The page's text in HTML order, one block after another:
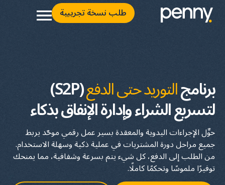
طلب نسخة تجريبية
برنامجالتوريد حتى الدفع (S2P)
لتسريع الشراء وإدارة الإنفاق بذكاء
حوِّل الإجراءات اليدوية والمعقدة بسير عمل رقمي موحّد يربط
جميع مراحل دورة المشتريات في عملية ذكية وسهلة الاستخدام.
من الطلب إلى الدفع، كل شيء يتم بسرعة وشفافية، مما يمنحك
توفيرًا ملموسًا وتحكمًا كاملًا.